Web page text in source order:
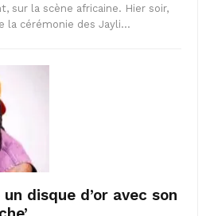
sur la scène africaine. Hier soir,
la cérémonie des Jayli…
disque d’or avec son